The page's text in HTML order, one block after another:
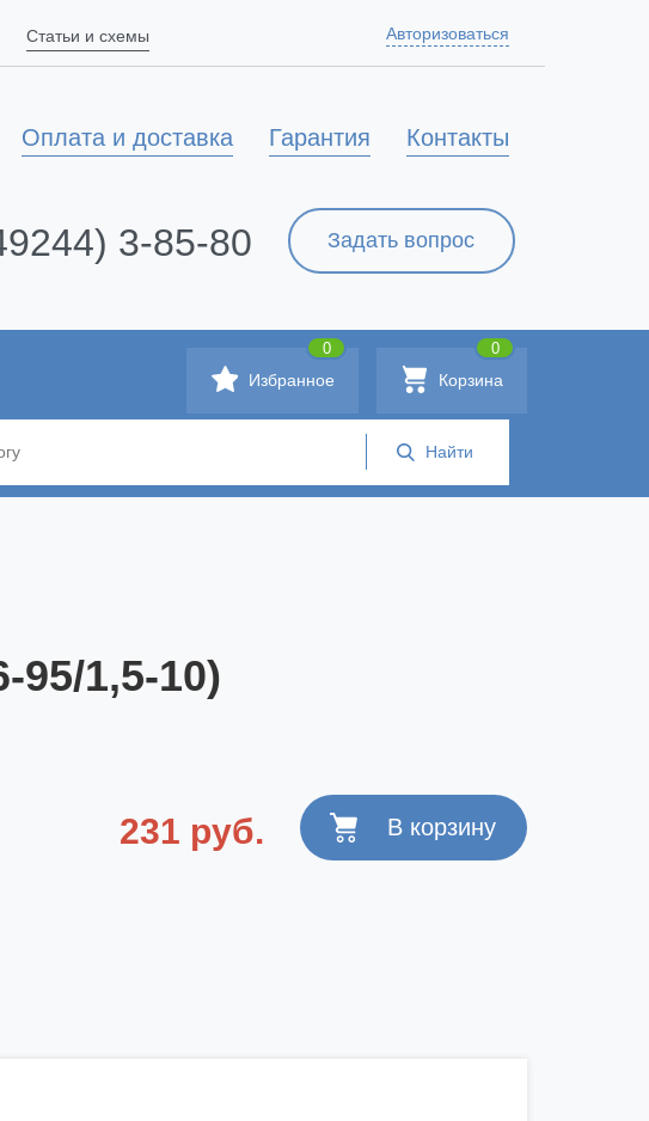
Статьи и схемы Авторизоваться
Контакты
Гарантия
Оплата и доставка
Задать вопрос
3-85-80
Корзина
0
Избранное
0
1,5-10)
231 руб.